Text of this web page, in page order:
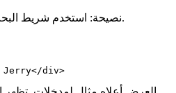
نصيحة: استخدم شريط البحث للتبديل السريع بين الأدوات.
Jerry</div>